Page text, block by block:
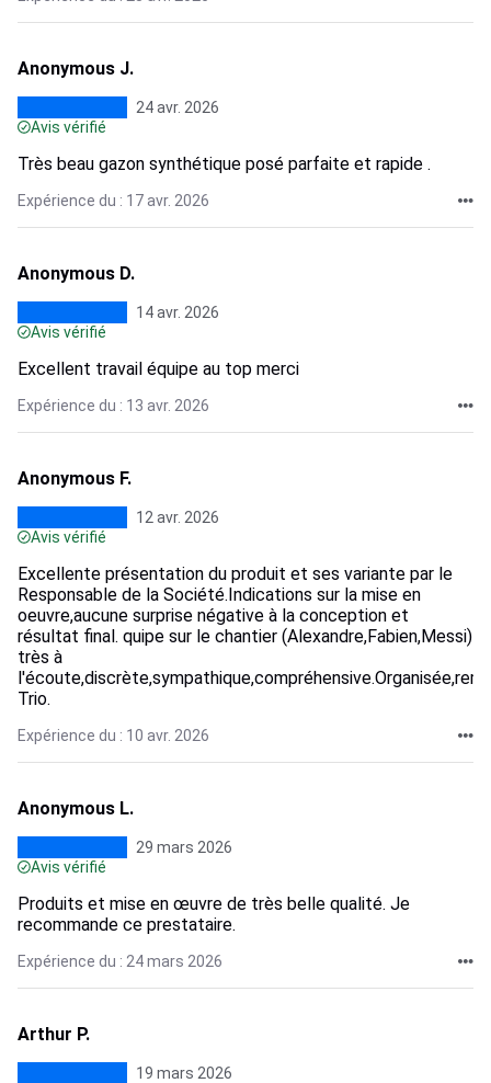
Anonymous J.
24 avr. 2026
Avis vérifié
Très beau gazon synthétique posé parfaite et rapide .
Expérience du : 17 avr. 2026
Anonymous D.
14 avr. 2026
Avis vérifié
Excellent travail équipe au top merci
Expérience du : 13 avr. 2026
Anonymous F.
12 avr. 2026
Avis vérifié
Excellente présentation du produit et ses variante par le
Responsable de la Société.Indications sur la mise en
oeuvre,aucune surprise négative à la conception et
résultat final. quipe sur le chantier (Alexandre,Fabien,Messi)
très à
Trio.
Expérience du : 10 avr. 2026
Anonymous L.
29 mars 2026
Avis vérifié
Produits et mise en œuvre de très belle qualité. Je
recommande ce prestataire.
Expérience du : 24 mars 2026
Arthur P.
19 mars 2026